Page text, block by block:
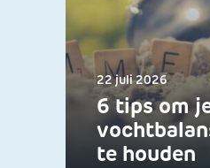
22 juli 2026
6 tips om
te houden